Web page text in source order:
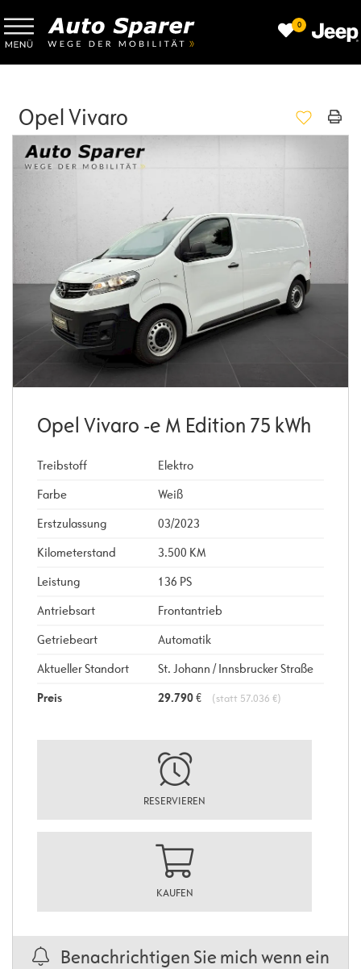
0
Opel Vivaro
Opel Vivaro -e M Edition 75 kWh
Treibstoff
Elektro
Farbe
Weiß
Erstzulassung
03/2023
Kilometerstand
3.500 KM
Leistung
136 PS
Antriebsart
Frontantrieb
Getriebeart
Automatik
Aktueller Standort
St. Johann / Innsbrucker Straße
Preis
29.790€ (statt 57.036 €)
RESERVIEREN
KAUFEN
Benachrichtigen Sie mich wenn ein